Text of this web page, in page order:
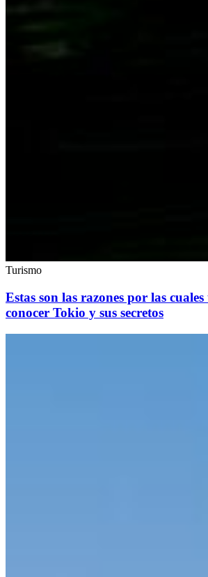
Turismo
Estas son las razones por las
conocer Tokio y sus secretos